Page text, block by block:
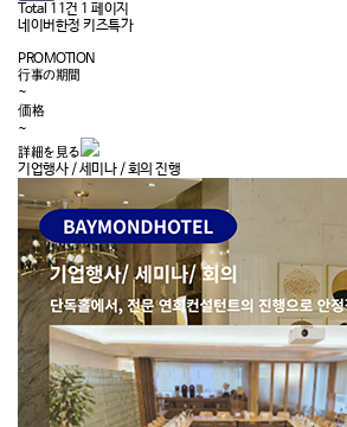
Total 11건 1 페이지
네이버한정 키즈특가
PROMOTION
行事の期間
~
価格
~
詳細を見る
기업행사 / 세미나 / 회의 진행